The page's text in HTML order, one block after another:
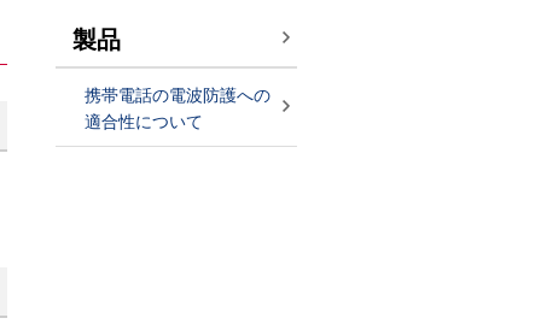
製品
携帯電話の電波防護への
適合性について